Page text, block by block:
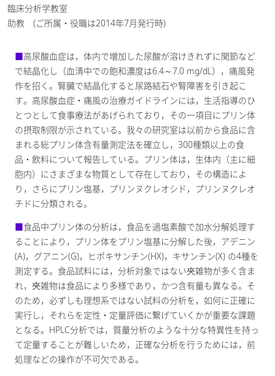
臨床分析学教室
助教 (ご所属・役職は2014年7月発行時)
■高尿酸血症は，体内で増加した尿酸が溶けきれずに関節など
で結晶化し（血清中での飽和濃度は6.4～7.0 mg/dL），痛風発
作を招く。腎臓で結晶化すると尿路結石や腎障害を引き起こ
す。高尿酸血症・痛風の治療ガイドラインには，生活指導のひ
とつとして食事療法があげられており，その一項目にプリン体
の摂取制限が示されている。我々の研究室は以前から食品に含
まれる総プリン体含有量測定法を確立し，300種類以上の食
品・飲料について報告している。プリン体は，生体内（主に細
胞内）にさまざまな物質として存在しており，その構造によ
り，さらにプリン塩基，プリンヌクレオシド，プリンヌクレオ
チドに分類される。
■食品中プリン体の分析は，食品を過塩素酸で加水分解処理す
ることにより，プリン体をプリン塩基に分解した後，アデニン
(A)，グアニン(G)，ヒポキサンチン(HX)，キサンチン(X) の4種を
測定する。食品試料には，分析対象ではない夾雑物が多く含ま
れ，夾雑物は食品により多様であり，かつ含有量も異なる。そ
のため，必ずしも理想系ではない試料の分析を，如何に正確に
実行し，それらを定性・定量評価に繋げていくかが重要な課題
となる。HPLC分析では，質量分析のような十分な特異性を持っ
て定量することが難しいため，正確な分析を行うためには，前
処理などの操作が不可欠である。